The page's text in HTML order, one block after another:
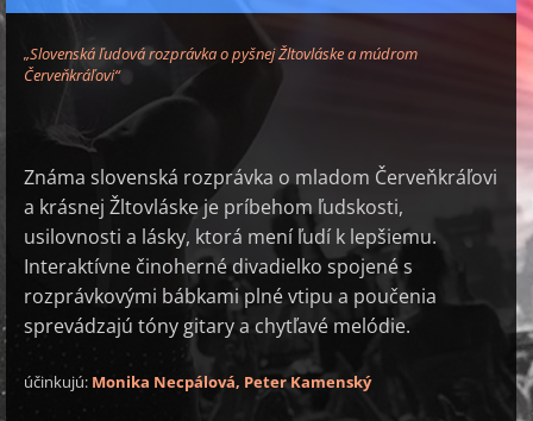
„Slovenská ľudová rozprávka o pyšnej Žltovláske a múdrom
Červeňkráľovi“
Známa slovenská rozprávka o mladom Červeňkráľovi
a krásnej Žltovláske je príbehom ľudskosti,
usilovnosti a lásky, ktorá mení ľudí k lepšiemu.
Interaktívne činoherné divadielko spojené s
rozprávkovými bábkami plné vtipu a poučenia
sprevádzajú tóny gitary a chytľavé melódie.
účinkujú: Monika Necpálová, Peter Kamenský